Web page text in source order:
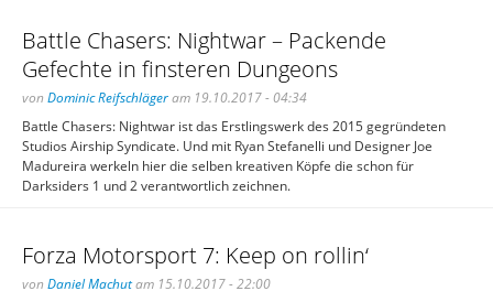
Battle Chasers: Nightwar – Packende
Gefechte in finsteren Dungeons
von Dominic Reifschlägeram 19.10.2017 - 04:34
Battle Chasers: Nightwar ist das Erstlingswerk des 2015 gegründeten
Studios Airship Syndicate. Und mit Ryan Stefanelli und Designer Joe
Madureira werkeln hier die selben kreativen Köpfe die schon für
Darksiders 1 und 2 verantwortlich zeichnen.
Forza Motorsport 7: Keep on rollin‘
von Daniel Machutam 15.10.2017 - 22:00